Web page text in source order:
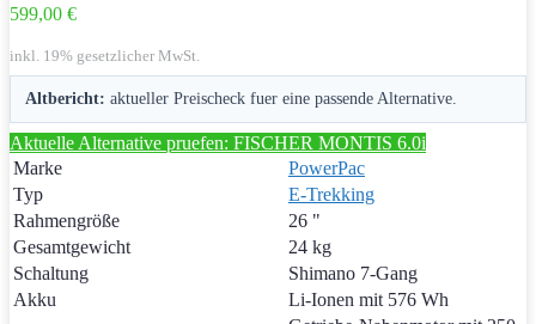
599,00 €
inkl. 19% gesetzlicher MwSt.
Altbericht: aktueller Preischeck fuer eine passende Alternative.
Aktuelle Alternative pruefen: FISCHER MONTIS 6.0i
Marke
PowerPac
Typ
E-Trekking
Rahmengröße
26 "
Gesamtgewicht
24 kg
Schaltung
Shimano 7-Gang
Akku
Li-Ionen mit 576 Wh